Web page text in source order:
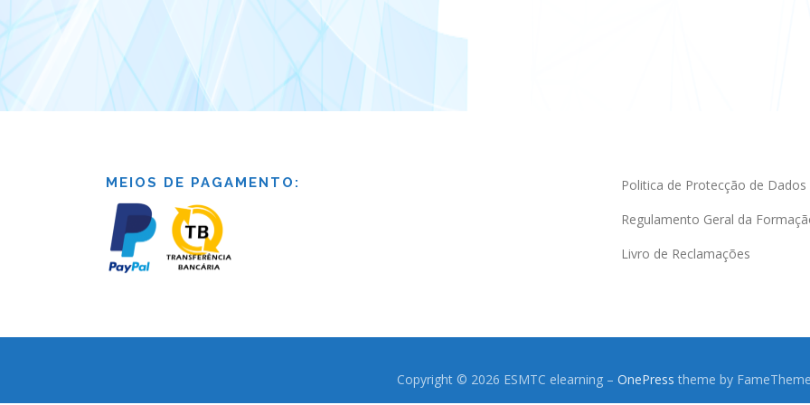
MEIOS DE PAGAMENTO:
Politica de Protecção de Dados
Regulamento Geral da
Livro de Reclamações
Copyright © 2026 ESMTC elearning – OnePress theme by